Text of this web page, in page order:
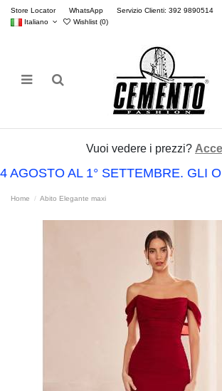
Store Locator WhatsApp
Servizio Clienti: 392 9890514
Italiano
Wishlist (0)
Vuoi vedere i prezzi?
AL 1° SETTEMBRE. GLI
Home Abito Elegante maxi